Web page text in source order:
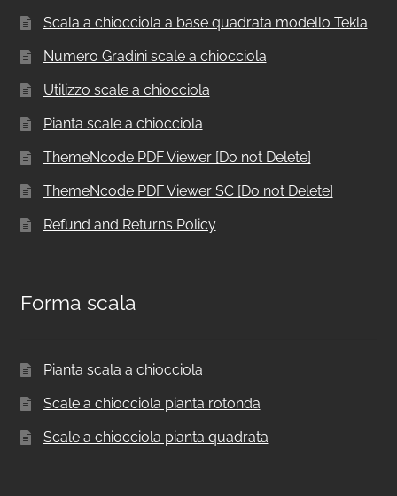
Scala a chiocciola a base quadrata modello Tekla
Numero Gradini scale a chiocciola
Utilizzo scale a chiocciola
Pianta scale a chiocciola
ThemeNcode PDF Viewer [Do not Delete]
ThemeNcode PDF Viewer SC [Do not Delete]
Refund and Returns Policy
Forma scala
Pianta scala a chiocciola
Scale a chiocciola pianta rotonda
Scale a chiocciola pianta quadrata